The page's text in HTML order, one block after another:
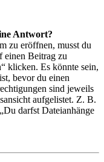
Antwort?
zu eröffnen, musst du
einen Beitrag zu
klicken. Es könnte sein,
bevor du einen
sind jeweils
aufgelistet. Z. B.
darfst Dateianhänge